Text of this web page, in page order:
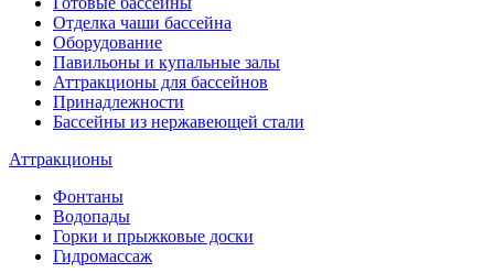
Отделка чаши бассейна
Оборудование
Павильоны и купальные залы
Аттракционы для бассейнов
Принадлежности
Бассейны из нержавеющей стали
Аттракционы
Фонтаны
Водопады
Горки и прыжковые доски
Гидромассаж